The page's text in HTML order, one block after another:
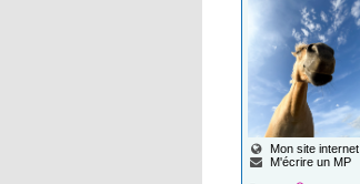
Mon site internet
M'écrire un MP